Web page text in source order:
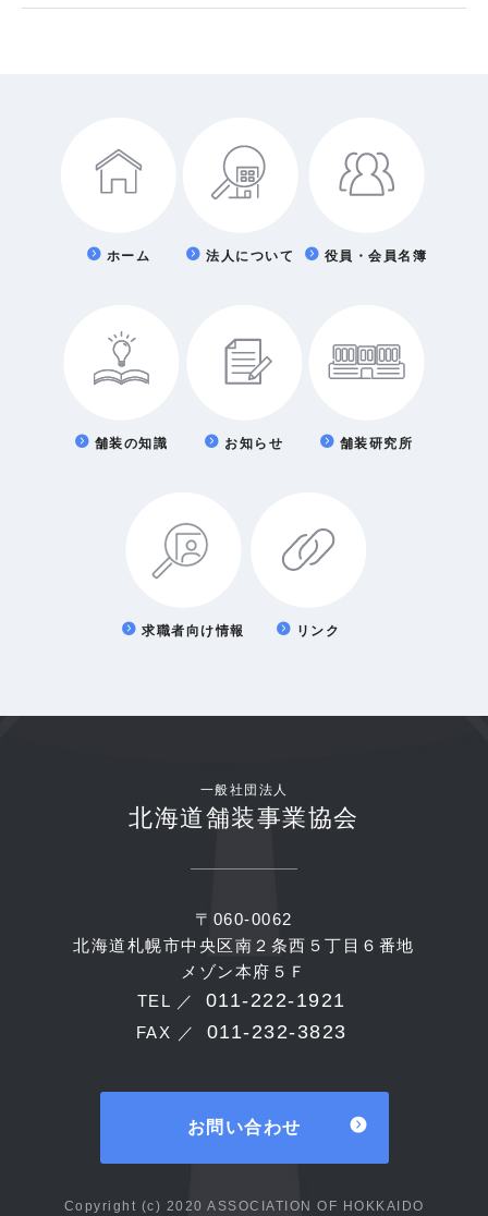
ホーム 法人について 役員・会員名簿
舗装の知識 お知らせ 舗装研究所
求職者向け情報 リンク
一般社団法人
北海道舗装事業協会
〒060-0062
北海道札幌市中央区南２条西５丁目６番地
メゾン本府５Ｆ
TEL ／
011-222-1921
FAX ／ 011-232-3823
お問い合わせ
Copyright (c) 2020 ASSOCIATION OF HOKKAIDO